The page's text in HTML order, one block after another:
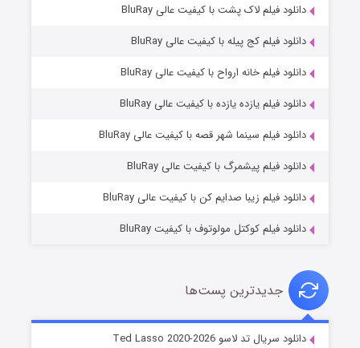
خاندان اژدها فصل ۳
دانلود فیلم لاک پشت با کیفیت عالی BluRay
دانلود فیلم کج‌ پیله با کیفیت عالی BluRay
دانلود فیلم خانه ارواح با کیفیت عالی BluRay
دانلود فیلم یازده یازده با کیفیت عالی BluRay
دانلود فیلم سینما شهر قصه با کیفیت عالی BluRay
دانلود فیلم پیشمرگ با کیفیت عالی BluRay
دانلود فیلم زیبا صدایم کن با کیفیت عالی BluRay
دانلود فیلم کوکتل مولوتوف با کیفیت BluRay
جدیدترین پست‌ها
دانلود سریال تد لاسو Ted Lasso 2020-2026